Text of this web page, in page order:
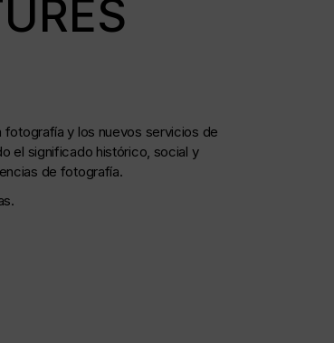
y los nuevos servicios de
el significado histórico, social y
de fotografía.